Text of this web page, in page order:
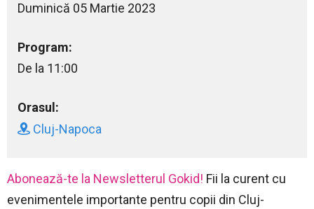
Duminică 05 Martie 2023
Program:
De la 11:00
Orasul:
Cluj-Napoca
Abonează-te la Newsletterul Gokid! Fii la curent cu
evenimentele importante pentru copii din Cluj-